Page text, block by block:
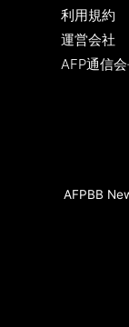
利用規約
運営会社
AFP通信
AFPBB